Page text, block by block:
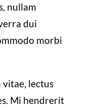
nullam
dui
morbi
lectus
Mi hendrerit